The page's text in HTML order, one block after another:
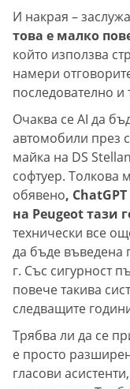
И накрая –
това е малко
който използва
намери
последователно и
Очаква се AI да
автомобили през
майка на DS
софтуер. Толкова
обявено,
на Peugeot тази
технически все
да бъде въведена
г. Със сигурност
повече такива
следващите
Трябва ли да се
е просто
гласови